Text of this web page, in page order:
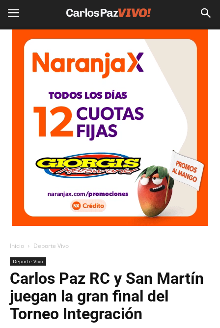
Inicio Deporte Vivo
Deporte Vivo
Carlos Paz RC y San Martín
juegan la gran final del
Torneo Integración